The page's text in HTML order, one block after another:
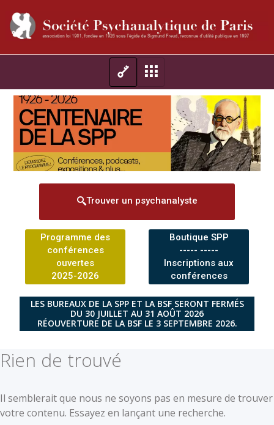
Trouver un psychanalyste
Programme des
conférences
ouvertes
2025-2026
Boutique SPP
----- -----
Inscriptions aux
conférences
LES BUREAUX DE LA SPP ET LA BSF SERONT FERMÉS
DU 30 JUILLET AU 31 AOÛT 2026
RÉOUVERTURE DE LA BSF LE 3 SEPTEMBRE 2026.
Rien de trouvé
Il semblerait que nous ne soyons pas en mesure de trouver
votre contenu. Essayez en lançant une recherche.